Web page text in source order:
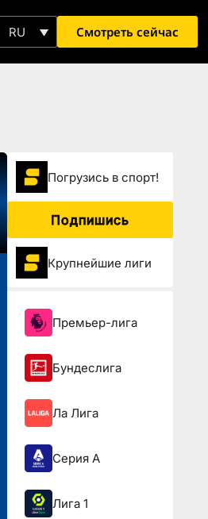
RU Смотреть сейчас
Погрузиcь в спорт!
Подпишись
Крупнейшие лиги
Премьер-лига
Бундеслига
Ла Лига
Серия А
Лига 1